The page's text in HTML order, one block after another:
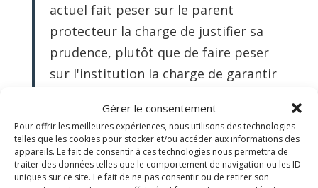
Gérer le consentement
Pour offrir les meilleures expériences, nous utilisons des technologies
telles que les cookies pour stocker et/ou accéder aux informations des
appareils. Le fait de consentir à ces technologies nous permettra de
traiter des données telles que le comportement de navigation ou les ID
uniques sur ce site. Le fait de ne pas consentir ou de retirer son
actuel fait peser sur le parent
protecteur la charge de justifier sa
prudence, plutôt que de faire peser
sur l'institution la charge de garantir
une inversion silencieuse — mais
lourde de conséquences — du
principe posé par l'article 9 de la CIDE
: la séparation d'un enfant de son